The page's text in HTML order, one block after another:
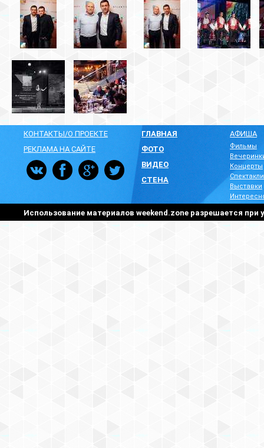
КОНТАКТЫ/О ПРОЕКТЕ
РЕКЛАМА НА САЙТЕ
ГЛАВНАЯ
ФОТО
ВИДЕО
СТЕНА
АФИША
Фильмы
Концерты
Спектакли
Выставки
Использование материалов weekend.zone разрешается